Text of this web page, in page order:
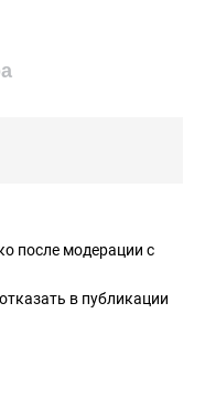
после модерации с
в публикации